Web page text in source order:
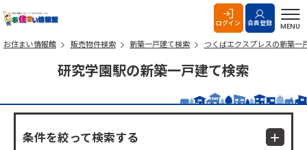
ログイン 会員登録 MENU
お住まい情報館 販売物件検索 新築一戸建て検索 つくばエクスプレスの新築一
研究学園駅の新築一戸建て検索
条件を絞って検索する